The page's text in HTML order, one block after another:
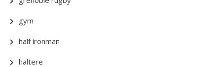
gym
half ironman
haltere